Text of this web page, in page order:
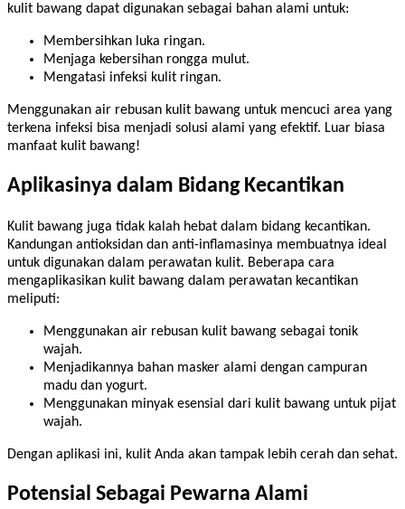
kulit bawang dapat digunakan sebagai bahan alami untuk:
Membersihkan luka ringan.
Menjaga kebersihan rongga mulut.
Mengatasi infeksi kulit ringan.
Menggunakan air rebusan kulit bawang untuk mencuci area yang
terkena infeksi bisa menjadi solusi alami yang efektif. Luar biasa
manfaat kulit bawang!
Aplikasinya dalam Bidang Kecantikan
Kulit bawang juga tidak kalah hebat dalam bidang kecantikan.
Kandungan antioksidan dan anti-inflamasinya membuatnya ideal
untuk digunakan dalam perawatan kulit. Beberapa cara
mengaplikasikan kulit bawang dalam perawatan kecantikan
meliputi:
Menggunakan air rebusan kulit bawang sebagai tonik
wajah.
Menjadikannya bahan masker alami dengan campuran
madu dan yogurt.
Menggunakan minyak esensial dari kulit bawang untuk pijat
wajah.
Dengan aplikasi ini, kulit Anda akan tampak lebih cerah dan sehat.
Potensial Sebagai Pewarna Alami